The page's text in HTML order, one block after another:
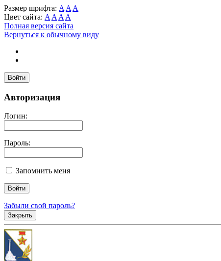
Размер шрифта: A A A
Цвет сайта: A A A A
Полная версия сайта
Вернуться к обычному виду
Войти
Авторизация
Логин:
Пароль:
Запомнить меня
Забыли свой пароль?
Закрыть